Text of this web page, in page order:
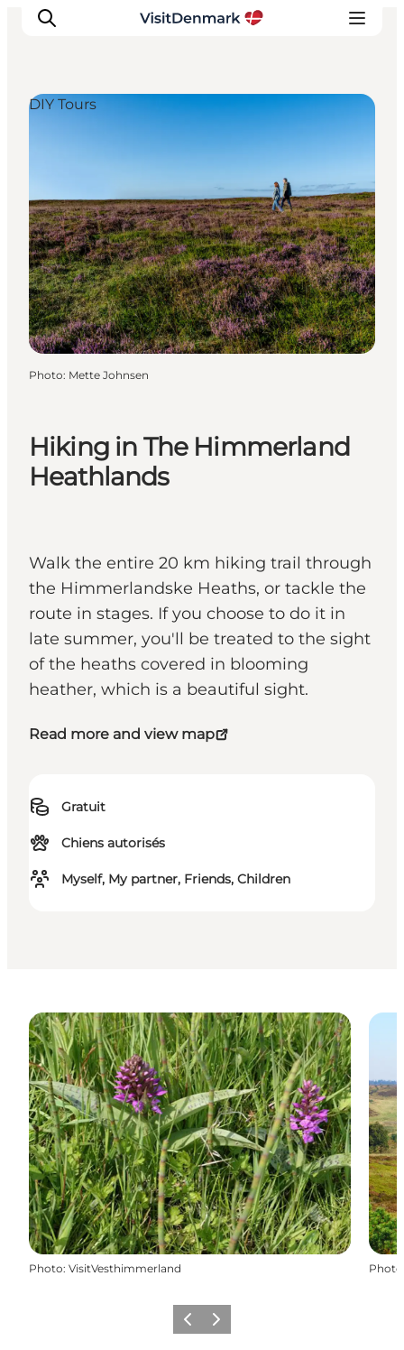
Inspirations
Quoi faire
Hébergements
Planifiez votre voyage
Hiking in The Himmerland
Heathlands
Walk the entire 20 km hiking trail through
the Himmerlandske Heaths, or tackle the
route in stages. If you choose to do it in
late summer, you'll be treated to the sight
of the heaths covered in blooming
heather, which is a beautiful sight.
Read more and view map
Gratuit
Chiens autorisés
Myself, My partner, Friends, Children
DIY Tours
Photo: Mette Johnsen
Photo: VisitVesthimmerland Photo
PrécédentSuivant